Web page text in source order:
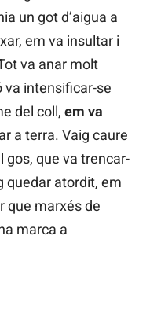
un got d’aigua a
em va insultar i
va anar molt
intensificar-se
del coll, em va
a terra. Vaig caure
gos, que va trencar-
quedar atordit, em
que marxés de
marca a